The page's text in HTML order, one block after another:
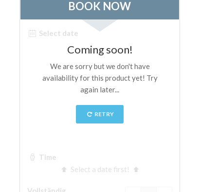
Archäologisches Museum
Opificio delle Pietre Dure
Museo Galileo
Boboli Gardens
The Arnolfo\'s tower
Palazzo Vecchio
Jetzt buchen